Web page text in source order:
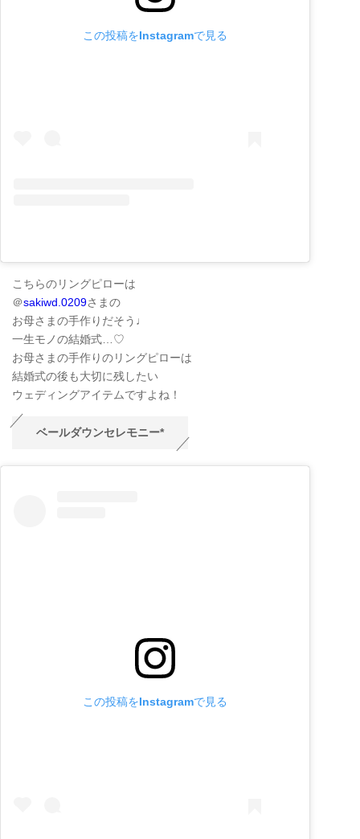
この投稿をInstagramで見る
こちらのリングピローは
＠sakiwd.0209さまの
お母さまの手作りだそう♩
一生モノの結婚式…♡
お母さまの手作りのリングピローは
結婚式の後も大切に残したい
ウェディングアイテムですよね！
ベールダウンセレモニー*
この投稿をInstagramで見る